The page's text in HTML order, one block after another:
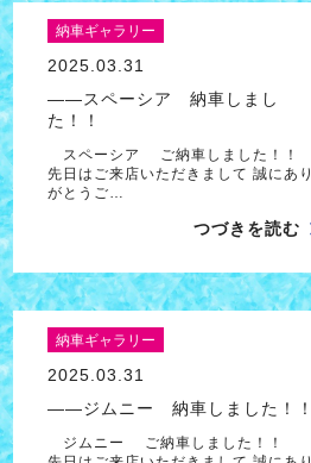
納車ギャラリー
2025.03.31
――スペーシア 納車しまし
た！！
スペーシア ご納車しました！！
先日はご来店いただきまして 誠にあり
がとうご…
つづきを読む
納車ギャラリー
2025.03.31
――ジムニー 納車しました！！
ジムニー ご納車しました！！